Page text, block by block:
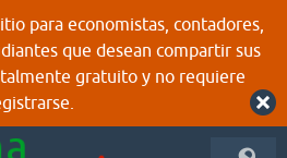
para economistas, contadores,
que desean compartir sus
gratuito y no requiere